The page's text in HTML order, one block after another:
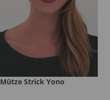
Mütze Strick Yono